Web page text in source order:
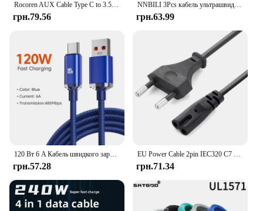
Rocoren AUX Cable Type C to 3.5mm Jack Audio Plug Speaker Adapter For Huawei iPone Realme Car Headphone Computer Converter Wire
грн.79.56
NNBILI 3Pcs кабель ультрашвидка зарядка телефону C-типу, USB-кабель для передачі даних C, 10A, 120W, підходить для Xiaomi, Samsung, Huawei
грн.63.99
120 Вт 6 A Кабель швидкого заряджання USB типу C для швидкого заряджання для телефону Xiaomi Redmi Note 13 14 Pro Huawei Кабель для швидкого заряджання Кабелі даних
грн.57.28
EU Power Cable 2pin IEC320 C7 US Power Extension Cord For Dell Laptop Charger Canon Epson Printer Radio Speaker PS4 XBOX LG
грн.71.34